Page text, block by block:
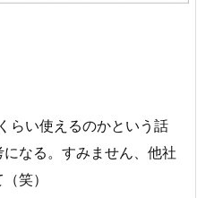
らい使えるのかという話
なる。すみません、他社
笑）